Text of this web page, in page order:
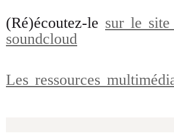
(Ré)écoutez-le sur le
soundcloud
Les ressources